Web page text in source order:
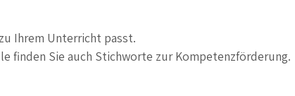
Ihrem Unterricht passt.
finden Sie auch Stichworte zur Kompetenzförderung.